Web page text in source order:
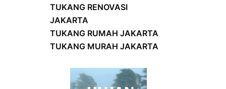
TUKANG RENOVASI
JAKARTA
TUKANG RUMAH JAKARTA
TUKANG MURAH JAKARTA